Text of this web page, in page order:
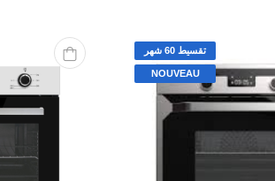
تقسيط 60 شهر
NOUVEAU